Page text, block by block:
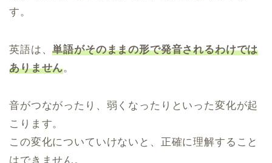
す。
英語は、単語がそのままの形で発音されるわけでは
ありません。
音がつながったり、弱くなったりといった変化が起
こります。
この変化についていけないと、正確に理解すること
はできません。